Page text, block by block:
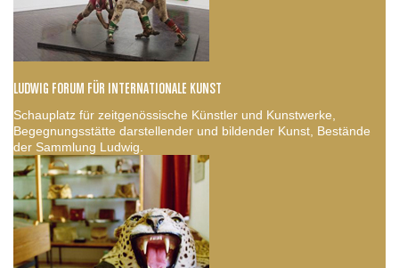
LUDWIG FORUM FÜR INTERNATIONALE KUNST
Schauplatz für zeitgenössische Künstler und Kunstwerke,
Begegnungsstätte darstellender und bildender Kunst, Bestände
der Sammlung Ludwig.